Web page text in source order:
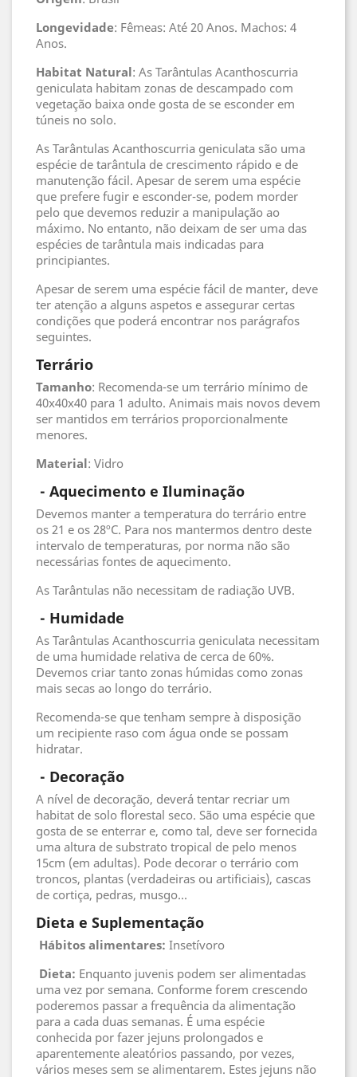
Longevidade: Fêmeas: Até 20 Anos. Machos: 4
Anos.
Habitat Natural: As Tarântulas Acanthoscurria
geniculata habitam zonas de descampado com
vegetação baixa onde gosta de se esconder em
túneis no solo.
As Tarântulas Acanthoscurria geniculata são uma
espécie de tarântula de crescimento rápido e de
manutenção fácil. Apesar de serem uma espécie
que prefere fugir e esconder-se, podem morder
pelo que devemos reduzir a manipulação ao
máximo. No entanto, não deixam de ser uma das
espécies de tarântula mais indicadas para
principiantes.
Apesar de serem uma espécie fácil de manter, deve
ter atenção a alguns aspetos e assegurar certas
condições que poderá encontrar nos parágrafos
seguintes.
Terrário
Tamanho: Recomenda-se um terrário mínimo de
40x40x40 para 1 adulto. Animais mais novos devem
ser mantidos em terrários proporcionalmente
menores.
Material: Vidro
- Aquecimento e Iluminação
Devemos manter a temperatura do terrário entre
os 21 e os 28ºC. Para nos mantermos dentro deste
intervalo de temperaturas, por norma não são
necessárias fontes de aquecimento.
As Tarântulas não necessitam de radiação UVB.
- Humidade
As Tarântulas Acanthoscurria geniculata necessitam
de uma humidade relativa de cerca de 60%.
Devemos criar tanto zonas húmidas como zonas
mais secas ao longo do terrário.
Recomenda-se que tenham sempre à disposição
um recipiente raso com água onde se possam
hidratar.
- Decoração
A nível de decoração, deverá tentar recriar um
habitat de solo florestal seco. São uma espécie que
gosta de se enterrar e, como tal, deve ser fornecida
uma altura de substrato tropical de pelo menos
15cm (em adultas). Pode decorar o terrário com
troncos, plantas (verdadeiras ou artificiais), cascas
de cortiça, pedras, musgo...
Dieta e Suplementação
Hábitos alimentares: Insetívoro
Dieta: Enquanto juvenis podem ser alimentadas
uma vez por semana. Conforme forem crescendo
poderemos passar a frequência da alimentação
para a cada duas semanas. É uma espécie
conhecida por fazer jejuns prolongados e
aparentemente aleatórios passando, por vezes,
vários meses sem se alimentarem. Estes jejuns não